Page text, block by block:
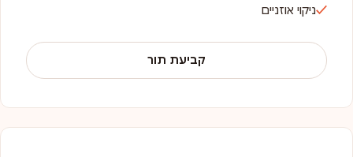
ניקוי אוזניים
קביעת תור